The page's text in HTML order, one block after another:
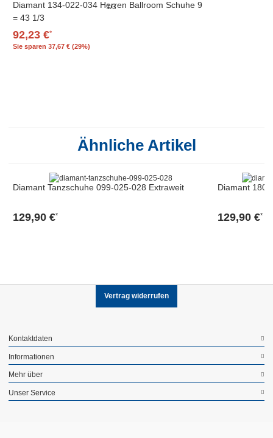
Diamant 134-022-034 Herren Ballroom Schuhe 9
= 43 1/3
92,23 €*
Sie sparen 37,67 € (29%)
Ähnliche Artikel
Diamant Tanzschuhe 099-025-028 Extraweit
129,90 €*
Diamant 180-
129,90 €*
Vertrag widerrufen
Kontaktdaten
Informationen
Mehr über
Unser Service